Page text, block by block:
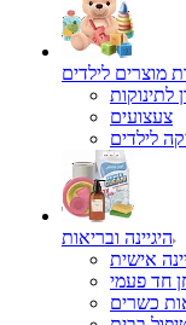
מוצרים לילדים
לתינוקות
צעצועים
לילדים
היגיינה ובריאות
אישית
חד פעמי
כשרים